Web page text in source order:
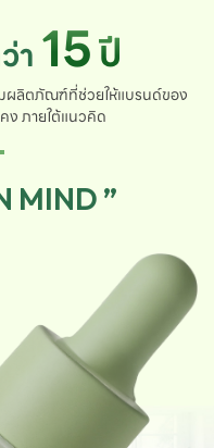
า 15ปี
ลิตภัณฑ์ที่ช่วยให้แบรนด์ของ
ง ภายใต้แนวคิด
MIND ”